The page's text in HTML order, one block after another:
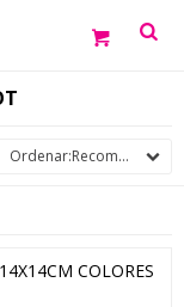
Recomendados
COLORES